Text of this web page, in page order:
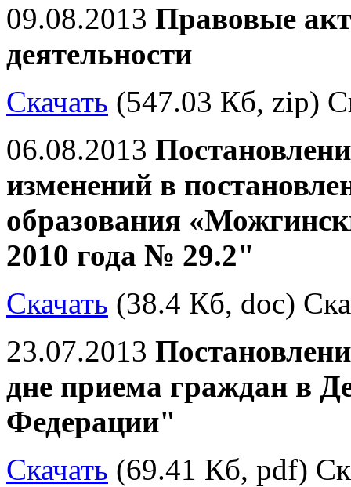
09.08.2013 Правовые
деятельности
Скачать (547.03 Кб, zip)
06.08.2013
изменений в
образования
2010 года № 29.2"
Скачать (38.4 Кб, doc)
23.07.2013
дне приема граждан в
Федерации"
Скачать (69.41 Кб, pdf)